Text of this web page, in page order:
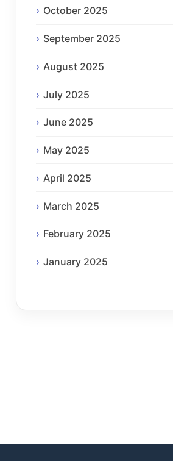
October 2025
September 2025
August 2025
July 2025
June 2025
May 2025
April 2025
March 2025
February 2025
January 2025